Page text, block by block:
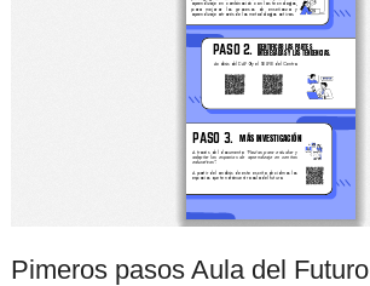
Pimeros pasos Aula del Futuro